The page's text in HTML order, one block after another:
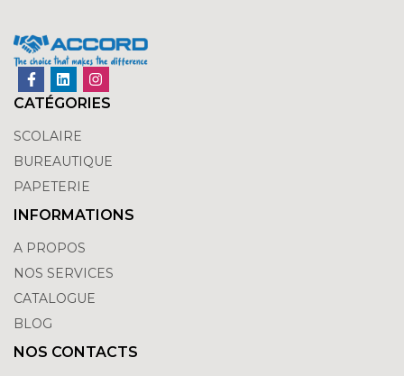
CATÉGORIES
SCOLAIRE
BUREAUTIQUE
PAPETERIE
INFORMATIONS
A PROPOS
NOS SERVICES
CATALOGUE
BLOG
NOS CONTACTS